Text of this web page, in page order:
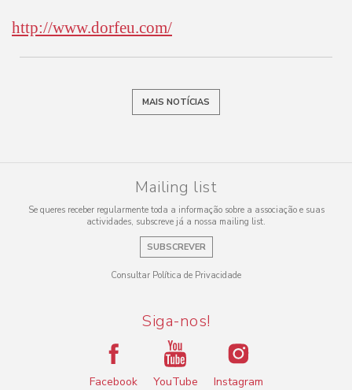
http://www.dorfeu.com/
MAIS NOTÍCIAS
Mailing list
Se queres receber regularmente toda a informação sobre a associação e suas
actividades, subscreve já a nossa mailing list.
SUBSCREVER
Consultar Política de Privacidade
Siga-nos!
Facebook YouTube Instagram